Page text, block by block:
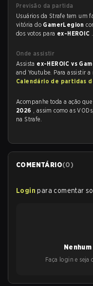
Previsão da partida
Usuários da Strafe tem um
vitória do GamerLegion
dos votos para ex-HEROIC .
Onde assistir
Assista ex-HEROIC vs
and Youtube. Para assistir
Calendário de partidas
Acompanhe toda a ação que
2026 , assim como as
na Strafe.
COMENTÁRIO(0)
Login para comentar
Faça login e seja